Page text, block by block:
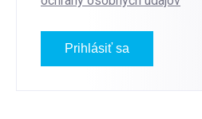
Prihlásiť sa